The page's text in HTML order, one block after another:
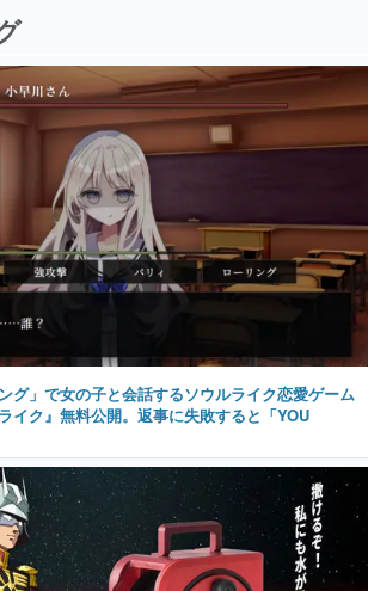
グ」で女の子と会話するソウルライク恋愛ゲーム
イク』無料公開。返事に失敗すると「YOU